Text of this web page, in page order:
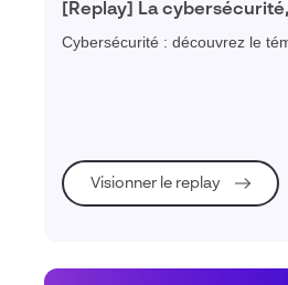
[Replay] La cybersécurité,
luxe, le DSI du Groupe SPI
Cybersécurité : découvrez le
Visionner le replay